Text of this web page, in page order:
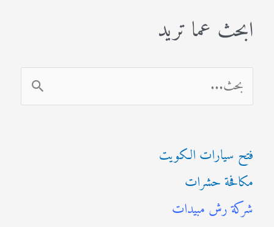
ابحث عما تريد
ل
ح
ث
ع
فتح سيارات الكويت
مكافحة حشرات
شركة رش مبيدات